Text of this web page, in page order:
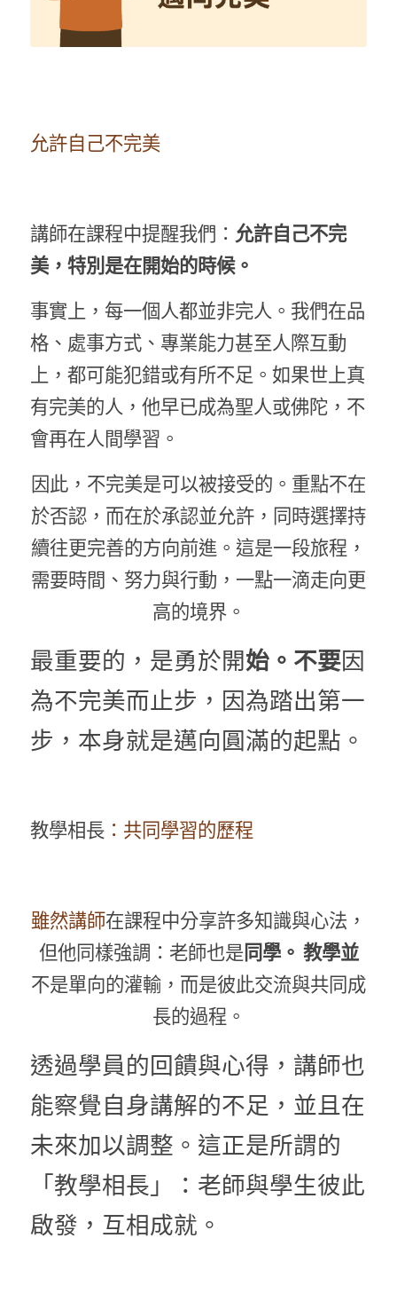
允許自己不完美
講師在課程中提醒我們： 允許自己不完
美，特別是在開始的時候。
事實上，每一個人都並非完人。我們在品
格、處事方式、專業能力甚至人際互動
上，都可能犯錯或有所不足。如果世上真
有完美的人，他早已成為聖人或佛陀，不
會再在人間學習。
因此，不完美是可以被接受的。重點不在
於否認，而在於承認並允許，同時選擇持
續往更完善的方向前進。這是一段旅程，
需要時間、努力與行動，一點一滴走向更
高的境界。
最重要的，是勇於開始。不要因
為不完美而止步，因為踏出第一
步，本身就是邁向圓滿的起點。
教學相長 ：共同學習的歷程
雖然講師在課程中分享許多知識與心法，
但他同樣強調：老師也是同學。 教學並
不是單向的灌輸，而是彼此交流與共同成
長的過程。
透過學員的回饋與心得，講師也
能察覺自身講解的不足，並且在
未來加以調整。這正是所謂的
「教學相長」：老師與學生彼此
啟發，互相成就。